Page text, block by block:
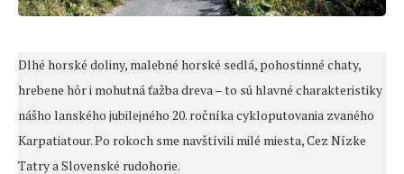
Dlhé horské doliny, malebné horské sedlá, pohostinné chaty,
hrebene hôr i mohutná ťažba dreva – to sú hlavné charakteristiky
nášho lanského jubilejného 20. ročníka cykloputovania zvaného
Karpatiatour. Po rokoch sme navštívili milé miesta, Cez Nízke
Tatry a Slovenské rudohorie.